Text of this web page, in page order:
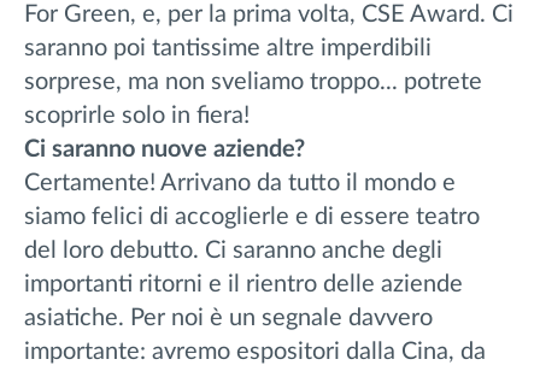
For Green, e, per la prima volta, CSE Award. Ci
saranno poi tantissime altre imperdibili
sorprese, ma non sveliamo troppo... potrete
scoprirle solo in fiera!
Ci saranno nuove aziende?
Certamente! Arrivano da tutto il mondo e
siamo felici di accoglierle e di essere teatro
del loro debutto. Ci saranno anche degli
importanti ritorni e il rientro delle aziende
asiatiche. Per noi è un segnale davvero
importante: avremo espositori dalla Cina, da